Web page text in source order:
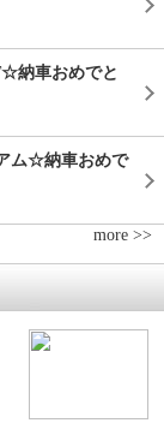
納車おめでと
ム☆納車おめで
more >>